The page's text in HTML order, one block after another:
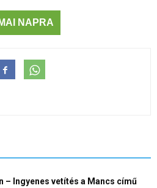
NAPRA
– Ingyenes vetítés a Mancs című